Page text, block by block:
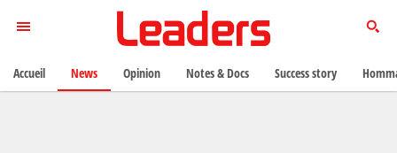
Accueil News Opinion Notes & Docs Success story